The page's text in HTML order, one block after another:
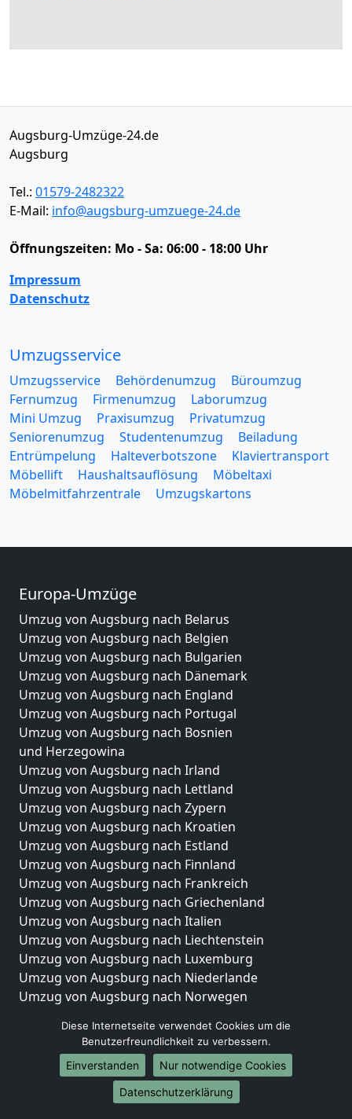
Augsburg-Umzüge-24.de
Augsburg
Tel.: 01579-2482322
E-Mail: info@augsburg-umzuege-24.de
Öffnungszeiten: Mo - Sa: 06:00 - 18:00 Uhr
Impressum
Datenschutz
Umzugsservice
Umzugsservice Behördenumzug
Büroumzug
Fernumzug
Firmenumzug
Laborumzug
Mini Umzug
Praxisumzug
Privatumzug
Seniorenumzug
Studentenumzug
Beiladung
Entrümpelung
Halteverbotszone
Klaviertransport
Möbellift
Haushaltsauflösung
Möbeltaxi
Möbelmitfahrzentrale
Umzugskartons
Europa-Umzüge
Umzug von Augsburg nach Belarus
Umzug von Augsburg nach Belgien
Umzug von Augsburg nach Bulgarien
Umzug von Augsburg nach Dänemark
Umzug von Augsburg nach England
Umzug von Augsburg nach Portugal
Umzug von Augsburg nach Bosnien
und Herzegowina
Umzug von Augsburg nach Irland
Umzug von Augsburg nach Lettland
Umzug von Augsburg nach Zypern
Umzug von Augsburg nach Kroatien
Umzug von Augsburg nach Estland
Umzug von Augsburg nach Finnland
Umzug von Augsburg nach Frankreich
Umzug von Augsburg nach Griechenland
Umzug von Augsburg nach Italien
Umzug von Augsburg nach Liechtenstein
Umzug von Augsburg nach Luxemburg
Umzug von Augsburg nach Niederlande
Umzug von Augsburg nach Norwegen
Umzüge-Deutschlandweit
Umzug von Augsburg nach Berlin
Umzug von Augsburg nach Hamburg
Umzug von Augsburg nach München
Diese Internetseite verwendet Cookies um die
Benutzerfreundlichkeit zu verbessern.
Einverstanden
Nur notwendige Cookies
Datenschutzerklärung